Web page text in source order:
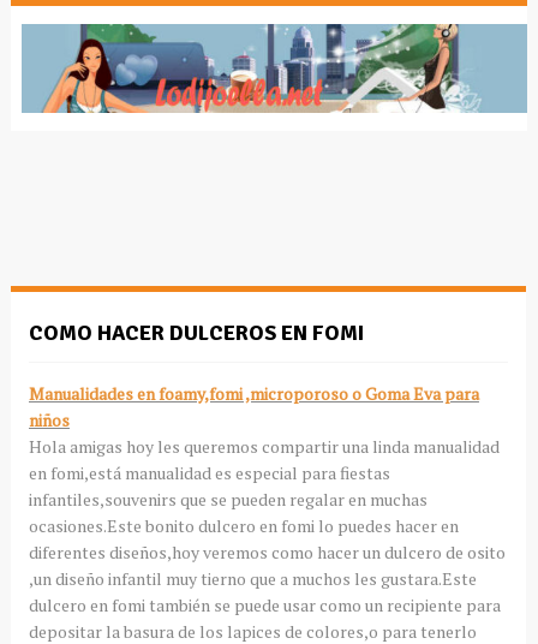
COMO HACER DULCEROS EN FOMI
Manualidades en foamy,fomi ,microporoso o Goma Eva para
niños
Hola amigas hoy les queremos compartir una linda manualidad
en fomi,está manualidad es especial para fiestas
infantiles,souvenirs que se pueden regalar en muchas
ocasiones.Este bonito dulcero en fomi lo puedes hacer en
diferentes diseños,hoy veremos como hacer un dulcero de osito
,un diseño infantil muy tierno que a muchos les gustara.Este
dulcero en fomi también se puede usar como un recipiente para
depositar la basura de los lapices de colores,o para tenerlo